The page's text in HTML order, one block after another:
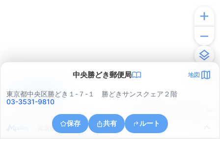
中央勝どき郵便局 地図
東京都中央区勝どき１-７-１ 勝どきサンスクェア２階
03-3531-9810
保存 共有 ルート
東京都中央区晴海３丁目１３
アプリで見る